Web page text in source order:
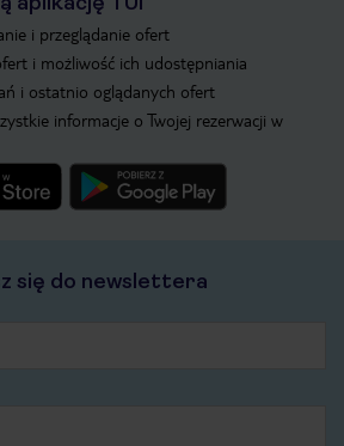
i przeglądanie ofert
i możliwość ich udostępniania
i ostatnio oglądanych ofert
informacje o Twojej rezerwacji w
się do newslettera